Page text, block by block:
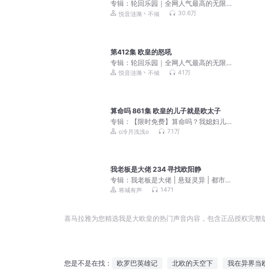
专辑： 轮回乐园｜全网人气最高的无限
流 悦音涟漪丶不倾 30.6万
第412集 欧皇的怒吼
专辑： 轮回乐园｜全网人气最高的无限
流 悦音涟漪丶不倾 41万
算命吗 861集 欧皇的儿子就是欧太子
专辑：
【限时免费】算命吗？我媳妇儿
专业的|爆笑灵异|都市风水|言情|多人精
o冷月浅浅o 7.1万
我老板是大佬 234 寻找欧阳静
专辑： 我老板是大佬 | 悬疑灵异 | 都市搞
笑 | 奇门秘术 | 多人有声剧
将城有声 1471
喜马拉雅为您精选我是大欧皇的热门声音内容，包含正品授权完
您是不是在找： 欧罗巴英雄记 北欧的天空下 我在异界当